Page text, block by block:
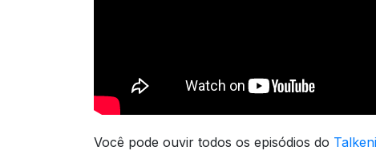
Você pode ouvir todos os episódios do